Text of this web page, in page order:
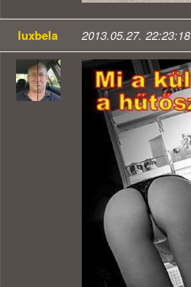
luxbela 2013.05.27. 22:23:18